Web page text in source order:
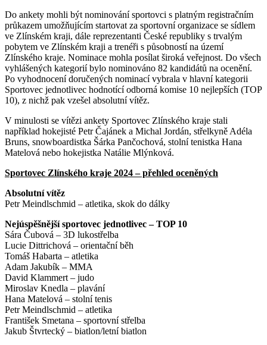
Do ankety mohli být nominování sportovci s platným registračním
průkazem umožňujícím startovat za sportovní organizace se sídlem
ve Zlínském kraji, dále reprezentanti České republiky s trvalým
pobytem ve Zlínském kraji a trenéři s působností na území
Zlínského kraje. Nominace mohla posílat široká veřejnost. Do všech
vyhlášených kategorií bylo nominováno 82 kandidátů na ocenění.
Po vyhodnocení doručených nominací vybrala v hlavní kategorii
Sportovec jednotlivec hodnotící odborná komise 10 nejlepších (TOP
10), z nichž pak vzešel absolutní vítěz.
V minulosti se vítězi ankety Sportovec Zlínského kraje stali
například hokejisté Petr Čajánek a Michal Jordán, střelkyně Adéla
Bruns, snowboardistka Šárka Pančochová, stolní tenistka Hana
Matelová nebo hokejistka Natálie Mlýnková.
Sportovec Zlínského kraje 2024 – přehled oceněných
Absolutní vítěz
Petr Meindlschmid – atletika, skok do dálky
Nejúspěšnější sportovec jednotlivec – TOP 10
Sára Čubová – 3D lukostřelba
Lucie Dittrichová – orientační běh
Tomáš Habarta – atletika
Adam Jakubík – MMA
David Klammert – judo
Miroslav Knedla – plavání
Hana Matelová – stolní tenis
Petr Meindlschmid – atletika
František Smetana – sportovní střelba
Jakub Štvrtecký – biatlon/letní biatlon